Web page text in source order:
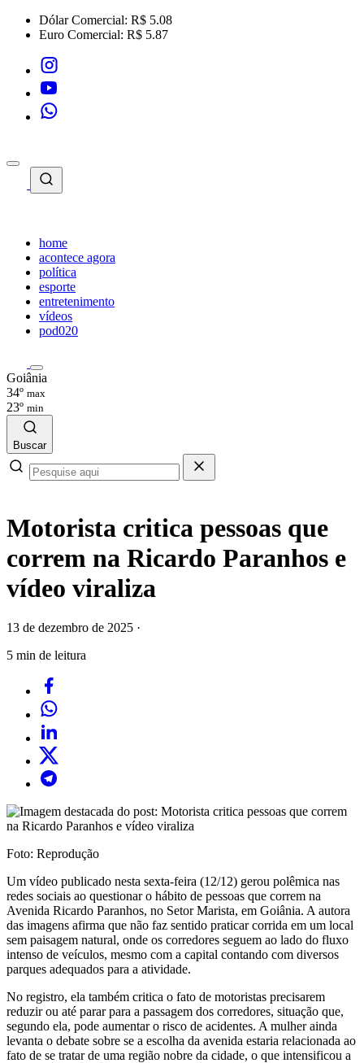
Dólar Comercial: R$ 5.08
Euro Comercial: R$ 5.87
home
acontece agora
política
esporte
entretenimento
vídeos
pod020
Goiânia
34º max
23º min
Buscar
Motorista critica pessoas que
correm na Ricardo Paranhos e
vídeo viraliza
13 de dezembro de 2025 ·
5 min de leitura
Foto: Reprodução
Um vídeo publicado nesta sexta-feira (12/12) gerou polêmica nas
redes sociais ao questionar o hábito de pessoas que correm na
Avenida Ricardo Paranhos, no Setor Marista, em Goiânia. A autora
das imagens afirma que não faz sentido praticar corrida em um local
sem paisagem natural, onde os corredores seguem ao lado do fluxo
intenso de veículos, mesmo com a capital contando com diversos
parques adequados para a atividade.
No registro, ela também critica o fato de motoristas precisarem
reduzir ou até parar para a passagem dos corredores, situação que,
segundo ela, pode aumentar o risco de acidentes. A mulher ainda
levanta o debate sobre se a escolha da avenida estaria relacionada ao
fato de se tratar de uma região nobre da cidade, o que intensificou a